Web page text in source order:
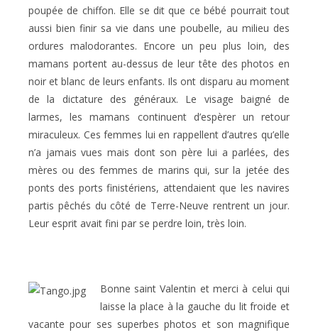
poupée de chiffon. Elle se dit que ce bébé pourrait tout
aussi bien finir sa vie dans une poubelle, au milieu des
ordures malodorantes. Encore un peu plus loin, des
mamans portent au-dessus de leur tête des photos en
noir et blanc de leurs enfants. Ils ont disparu au moment
de la dictature des généraux. Le visage baigné de
larmes, les mamans continuent d’espèrer un retour
miraculeux. Ces femmes lui en rappellent d’autres qu’elle
n’a jamais vues mais dont son père lui a parlées, des
mères ou des femmes de marins qui, sur la jetée des
ponts des ports finistériens, attendaient que les navires
partis pêchés du côté de Terre-Neuve rentrent un jour.
Leur esprit avait fini par se perdre loin, très loin.
Bonne saint Valentin et merci à celui qui
laisse la place à la gauche du lit froide et
vacante pour ses superbes photos et son magnifique